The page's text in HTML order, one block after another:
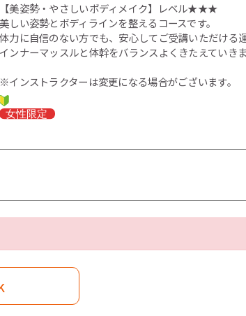
【美姿勢・やさしいボディメイク】レベル★★★
美しい姿勢とボディラインを整えるコースです。
体力に自信のない方でも、安心してご受講いただける
インナーマッスルと体幹をバランスよくきたえていきま
※インストラクターは変更になる場合がございます。